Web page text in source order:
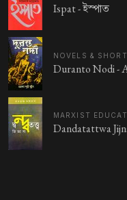
Ispat -ইস্পাত
NOVELS &
Duranto Nodi -
MARXIST
Dandatattwa